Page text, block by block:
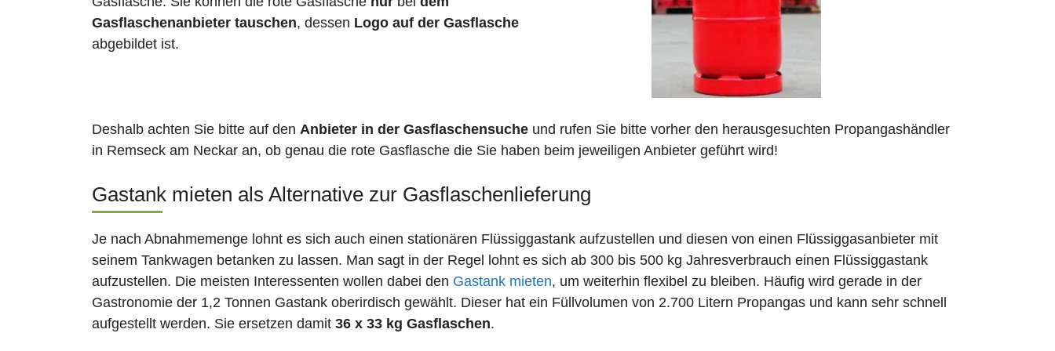
Gasflaschenanbieter tauschen, dessen Logo auf der Gasflasche
abgebildet ist.
Deshalb achten Sie bitte auf den Anbieter in der Gasflaschensuche und rufen Sie bitte vorher den herausgesuchten Propangashändler
in Remseck am Neckar an, ob genau die rote Gasflasche die Sie haben beim jeweiligen Anbieter geführt wird!
Gastank mieten als Alternative zur Gasflaschenlieferung
Je nach Abnahmemenge lohnt es sich auch einen stationären Flüssiggastank aufzustellen und diesen von einen Flüssiggasanbieter mit
seinem Tankwagen betanken zu lassen. Man sagt in der Regel lohnt es sich ab 300 bis 500 kg Jahresverbrauch einen Flüssiggastank
aufzustellen. Die meisten Interessenten wollen dabei den Gastank mieten, um weiterhin flexibel zu bleiben. Häufig wird gerade in der
Gastronomie der 1,2 Tonnen Gastank oberirdisch gewählt. Dieser hat ein Füllvolumen von 2.700 Litern Propangas und kann sehr schnell
aufgestellt werden. Sie ersetzen damit 36 x 33 kg Gasflaschen.